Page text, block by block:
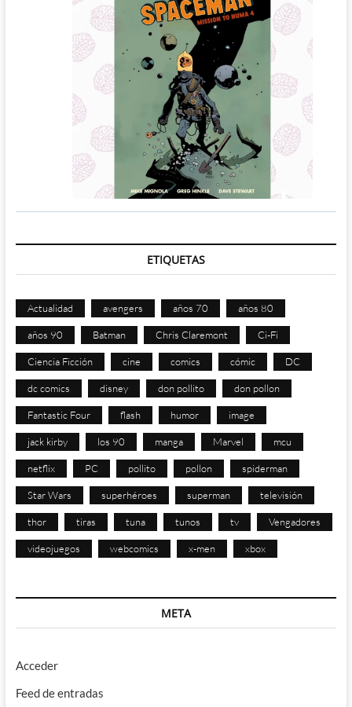
ETIQUETAS
Actualidad avengers años 70 años 80
años 90 Batman Chris Claremont Ci-Fi
Ciencia Ficción cine comics cómic DC
dc comics disney don pollito don pollon
Fantastic Four flash humor image
jack kirby los 90 manga Marvel mcu
netflix PC pollito pollon spiderman
Star Wars superhéroes superman televisión
thor tiras tuna tunos tv Vengadores
videojuegos webcomics x-men xbox
META
Acceder
Feed de entradas